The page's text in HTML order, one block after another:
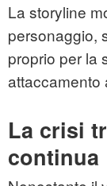
La storyline
personaggio,
proprio per la
attaccamento
La crisi
continua